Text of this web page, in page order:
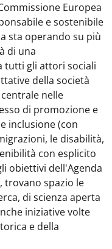
Europea
e sostenibile
sta operando su più
di una
tutti gli attori sociali
della società
nelle
di promozione e
inclusione (con
le disabilità,
con esplicito
obiettivi dell'Agenda
trovano spazio le
di scienza aperta
iniziative volte
e della